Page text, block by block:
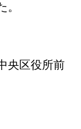
央区役所前